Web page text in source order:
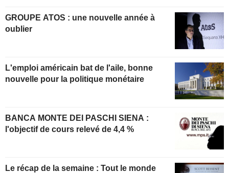
GROUPE ATOS : une nouvelle année à
oublier
L'emploi américain bat de l'aile, bonne
nouvelle pour la politique monétaire
BANCA MONTE DEI PASCHI SIENA :
l'objectif de cours relevé de 4,4 %
Le récap de la semaine : Tout le monde